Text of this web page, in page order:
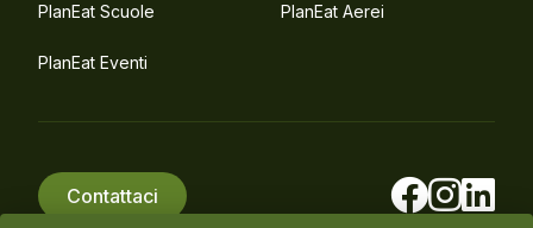
PlanEat Scuole PlanEat Aerei
PlanEat Eventi
Contattaci